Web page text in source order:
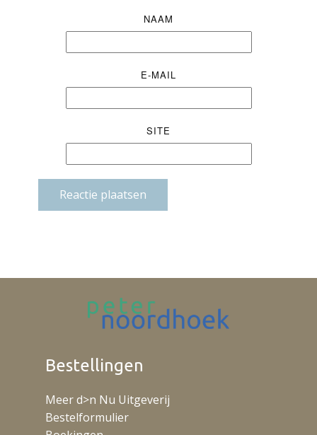
NAAM
E-MAIL
SITE
Reactie plaatsen
Bestellingen
Meer d>n Nu Uitgeverij
Bestelformulier